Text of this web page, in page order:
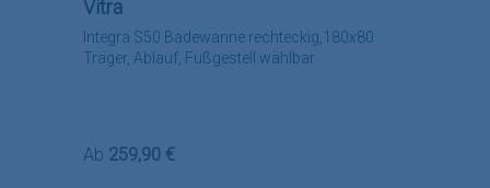
Integra S50 Badewanne rechteckig,180x80
Träger, Ablauf, Fußgestell wählbar
Vitra
Regulärer Preis:
Ab 259,90 €